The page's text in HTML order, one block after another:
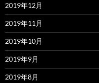
2019年12月
2019年11月
2019年10月
2019年9月
2019年8月